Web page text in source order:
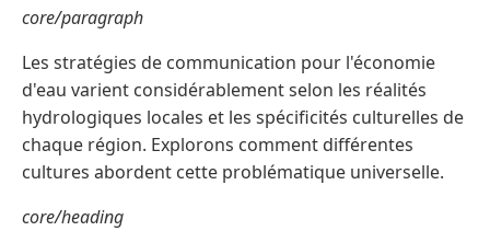
core/paragraph
Les stratégies de communication pour l'économie
d'eau varient considérablement selon les réalités
hydrologiques locales et les spécificités culturelles de
chaque région. Explorons comment différentes
cultures abordent cette problématique universelle.
core/heading